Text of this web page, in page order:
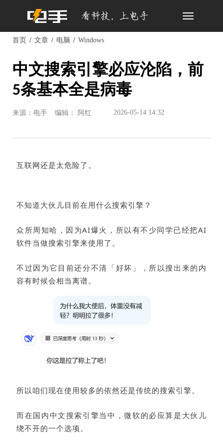
Toggle
首页 文章 电脑 Windows
中文搜索引擎必应沦陷，前
5条基本全是病毒
来源：电手 编辑： 阿红 2026-05-14 14:32
互联网还是太危险了。
不知道大伙儿目前在用什么搜索引擎？
众所周知哈，因为AI爆火，所以有不少同学已经把AI
软件当做搜索引擎来使用了。
不过因为它目前还分不清「好坏」，所以搜出来的内
容有时候会相当离谱。
所以咱们现在使用较多的依然还是传统的搜索引擎。
而在国内中文搜索引擎当中，微软的必应算是大伙儿
绕不开的一个选项。